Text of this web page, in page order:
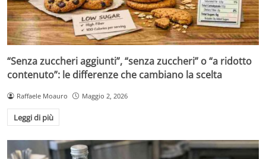
“Senza zuccheri aggiunti”, “senza zuccheri” o “a ridotto
contenuto”: le differenze che cambiano la scelta
Raffaele Moauro Maggio 2, 2026
Leggi di più